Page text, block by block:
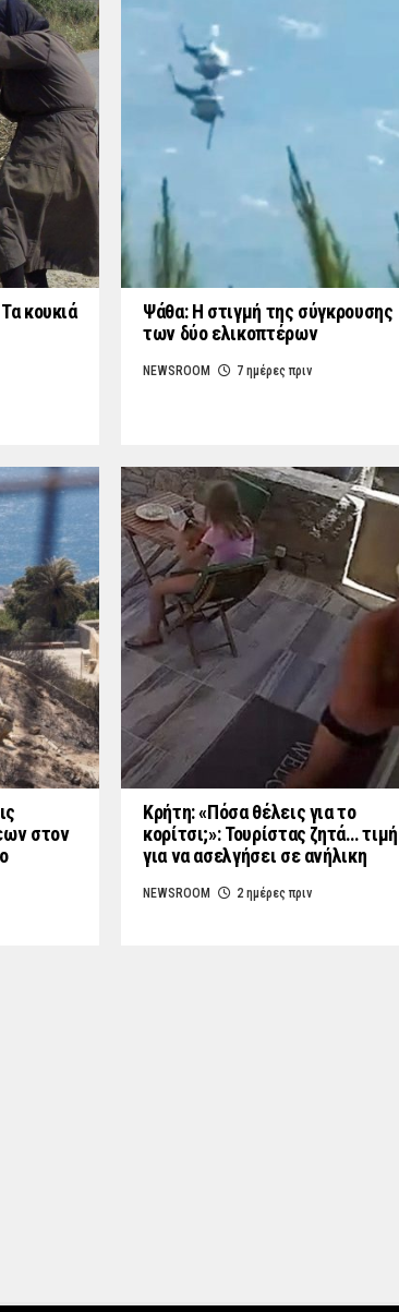
κουκιά
Ψάθα: Η στιγμή της σύγκρουσης
των δύο ελικοπτέρων
NEWSROOM 7 ημέρες πριν
στον
Κρήτη: «Πόσα θέλεις για το
κορίτσι;»: Τουρίστας ζητά… τιμή
για να ασελγήσει σε ανήλικη
NEWSROOM 2 ημέρες πριν